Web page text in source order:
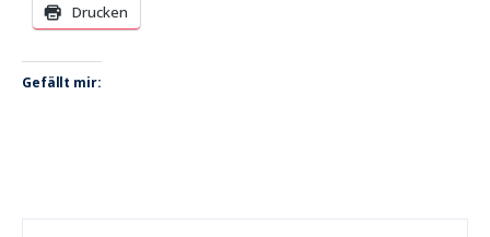
Drucken
Gefällt mir: